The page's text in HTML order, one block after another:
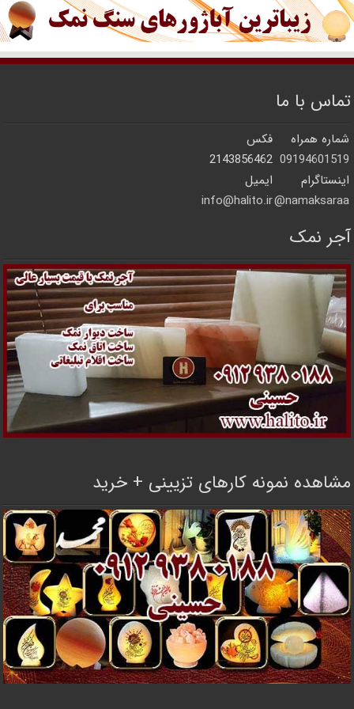
تماس با ما
شماره همراه
فکس
09194601519
2143856462
اینستاگرام
ایمیل
namaksaraa@
info@halito.ir
آجر نمک
مشاهده نمونه کارهای تزیینی + خرید